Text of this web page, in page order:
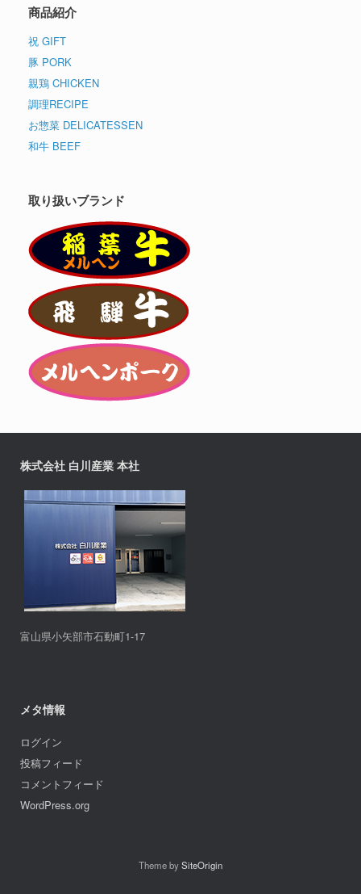
商品紹介
祝 GIFT
豚 PORK
親鶏 CHICKEN
調理RECIPE
お惣菜 DELICATESSEN
和牛 BEEF
取り扱いブランド
株式会社 白川産業 本社
富山県小矢部市石動町1-17
メタ情報
ログイン
投稿フィード
コメントフィード
WordPress.org
Theme bySiteOrigin